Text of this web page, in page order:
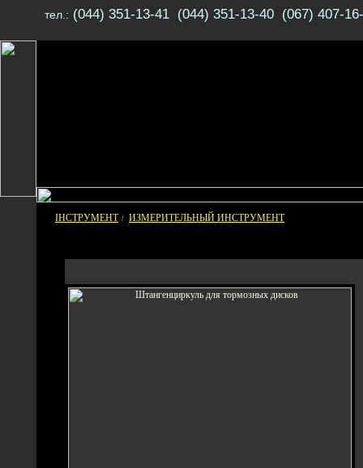
тел.: (044) 351-13-41 (044) 351-13-40 (067) 407-
ІНСТРУМЕНТ / ИЗМЕРИТЕЛЬНЫЙ ИНСТРУМЕНТ